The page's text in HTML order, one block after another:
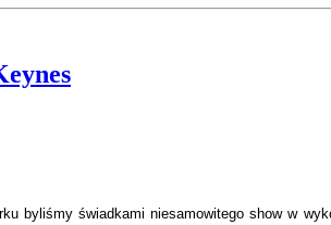
byliśmy świadkami niesamowitego show w